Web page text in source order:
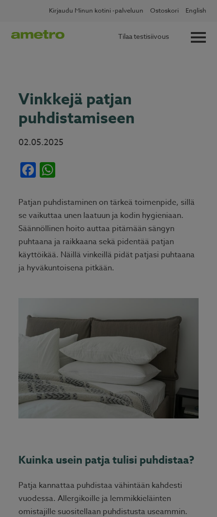
content
Kirjaudu Minun kotini -palveluun Ostoskori English
Tilaa testisiivous
Kotitalousvähennys nyt 60 % Lue lisää ✖
Vinkkejä patjan
puhdistamiseen
02.05.2025
Facebook
Patjan puhdistaminen on tärkeä toimenpide, sillä
se vaikuttaa unen laatuun ja kodin hygieniaan.
Säännöllinen hoito auttaa pitämään sängyn
puhtaana ja raikkaana sekä pidentää patjan
käyttöikää. Näillä vinkeillä pidät patjasi puhtaana
ja hyväkuntoisena pitkään.
Kuinka usein patja tulisi puhdistaa?
Patja kannattaa puhdistaa vähintään kahdesti
vuodessa. Allergikoille ja lemmikkieläinten
omistajille suositellaan puhdistusta useammin.